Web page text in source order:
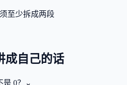
至少拆成两段
成自己的话
0？ ⌄